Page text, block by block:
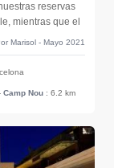
reservas
mientras que el
Marisol - Mayo 2021
Camp Nou : 6.2 km